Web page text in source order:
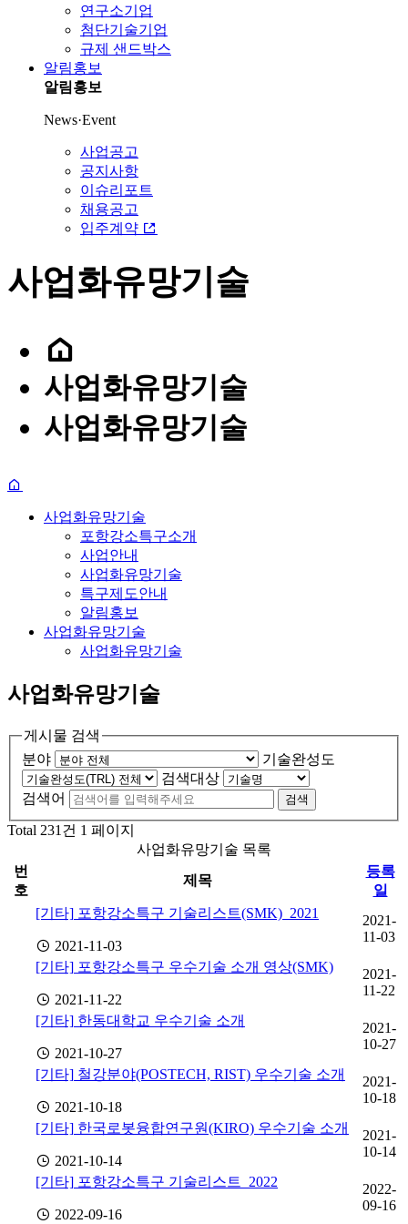
연구소기업
첨단기술기업
규제 샌드박스
알림홍보
알림홍보
News·Event
사업공고
공지사항
이슈리포트
채용공고
입주계약
사업화유망기술
사업화유망기술
사업화유망기술
사업화유망기술
포항강소특구소개
사업안내
사업화유망기술
특구제도안내
알림홍보
사업화유망기술
사업화유망기술
사업화유망기술
게시물 검색
분야
기술완성도
검색대상
검색어
검색
Total 231건 1 페이지
사업화유망기술 목록
번
호
제목
등록
일
[기타] 포항강소특구 기술리스트(SMK)_2021
2021-11-03
2021-
11-03
[기타] 포항강소특구 우수기술 소개 영상(SMK)
2021-11-22
2021-
11-22
[기타] 한동대학교 우수기술 소개
2021-10-27
2021-
10-27
[기타] 철강분야(POSTECH, RIST) 우수기술 소개
2021-10-18
2021-
10-18
[기타] 한국로봇융합연구원(KIRO) 우수기술 소개
2021-10-14
2021-
10-14
[기타] 포항강소특구 기술리스트_2022
2022-09-16
2022-
09-16